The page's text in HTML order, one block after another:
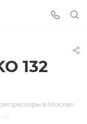
132
в Москве
—